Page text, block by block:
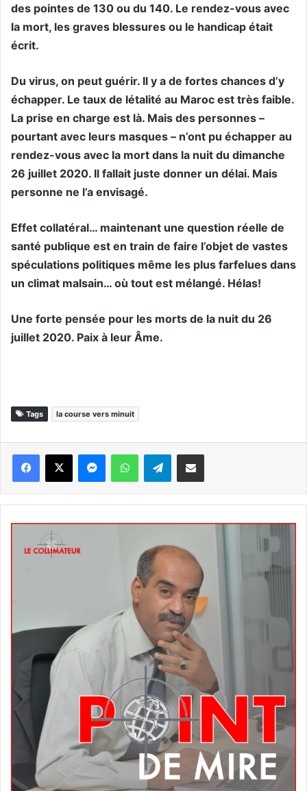
des pointes de 130 ou du 140. Le rendez-vous avec
la mort, les graves blessures ou le handicap était
écrit.
Du virus, on peut guérir. Il y a de fortes chances d’y
échapper. Le taux de létalité au Maroc est très faible.
La prise en charge est là. Mais des personnes –
pourtant avec leurs masques – n’ont pu échapper au
rendez-vous avec la mort dans la nuit du dimanche
26 juillet 2020. Il fallait juste donner un délai. Mais
personne ne l’a envisagé.
Effet collatéral… maintenant une question réelle de
santé publique est en train de faire l’objet de vastes
spéculations politiques même les plus farfelues dans
un climat malsain… où tout est mélangé. Hélas!
Une forte pensée pour les morts de la nuit du 26
juillet 2020. Paix à leur Âme.
Tags la course vers minuit
WhatsApp Telegram